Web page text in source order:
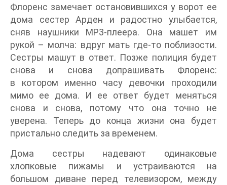
Флоренс замечает остановившихся у ворот ее
дома сестер Арден и радостно улыбается,
сняв наушники MP3-плеера. Она машет им
рукой – молча: вдруг мать где-то поблизости.
Сестры машут в ответ. Позже полиция будет
снова и снова допрашивать Флоренс:
в котором именно часу девочки проходили
мимо ее дома. И ее ответ будет меняться
снова и снова, потому что она точно не
уверена. Теперь до конца жизни она будет
пристально следить за временем.
Дома сестры надевают одинаковые
хлопковые пижамы и устраиваются на
большом диване перед телевизором, между